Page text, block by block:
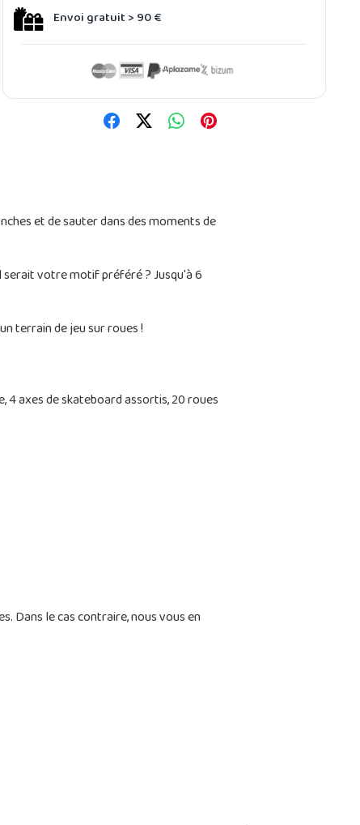
Envoi gratuit > 90 €
et de sauter dans des moments de
votre motif préféré ? Jusqu'à 6
terrain de jeu sur roues !
4 axes de skateboard assortis, 20 roues
Dans le cas contraire, nous vous en